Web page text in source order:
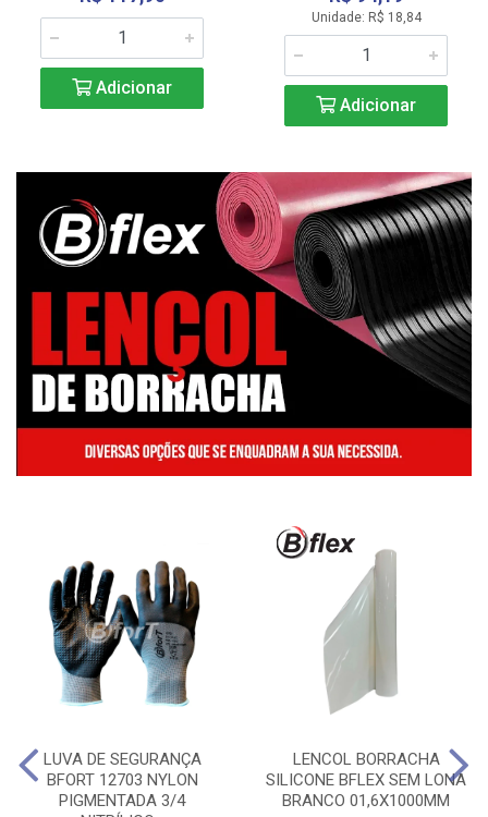
Adicionar
Unidade: R$ 18,84
Adicionar
LUVA DE SEGURANÇA
BFORT 12703 NYLON
PIGMENTADA 3/4
LENCOL BORRACHA
SILICONE BFLEX SEM LONA
BRANCO 01,6X1000MM